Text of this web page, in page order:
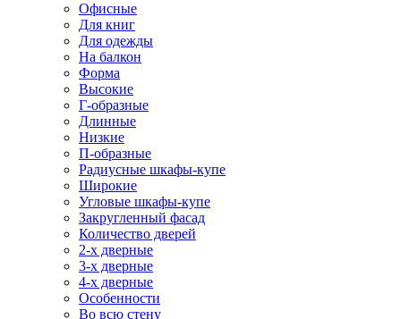
Офисные
Для книг
Для одежды
На балкон
Форма
Высокие
Г-образные
Длинные
Низкие
П-образные
Радиусные шкафы-купе
Широкие
Угловые шкафы-купе
Закругленный фасад
Количество дверей
2-х дверные
3-х дверные
4-х дверные
Особенности
Во всю стену